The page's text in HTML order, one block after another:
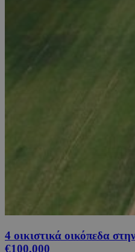
4 οικιστικά οικόπεδα
€100,000